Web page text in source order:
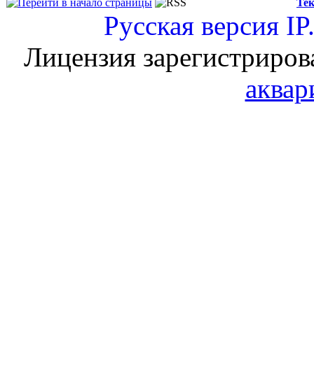
Русская версия
Лицензия